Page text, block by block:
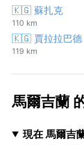
🇰🇬 蘇扎克
110 km
🇰🇬 賈拉拉巴德
119 km
馬爾吉蘭
現在 馬爾吉